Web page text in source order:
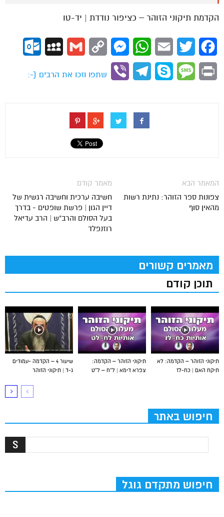
הקדמת תיקוני הזוהר – כציפור נודדת | יד-טו
Facebook
Twitter
Email
WhatsApp
Messenger
Copy
Gmail
MySpace
Print
Message
Skype
Telegram
Viber
שתפו וזכו את הרבים (-:
מאמר קודם
חשיבה ערכית וחשיבה רגשית של
דיין הגון | פרשת שופטים - בדרך
בעל הסולם והרב"ש | הרב עדיאל
רוזנפלד
המאמר הבא
צפונות ספר הזוהר: נתינת רשות
מהאין סוף
מאמרים קשורים
תוכן קודם
שיעור 4 – הקדמה -עמודים
ג-ד | תיקוני הזוהר
תיקוני הזוהר – הקדמה:
צפרא דימא | ל”ח – ל”ט
תיקוני הזוהר – הקדמה: לא
תיקח האם | כח-לז
חיפוש באתר
חיפוש מתקדם גוגל